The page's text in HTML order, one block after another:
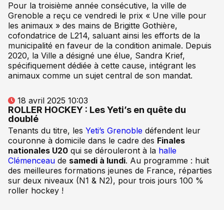
Pour la troisième année consécutive, la ville de
Grenoble a reçu ce vendredi le prix « Une ville pour
les animaux » des mains de Brigitte Gothière,
cofondatrice de L214, saluant ainsi les efforts de la
municipalité en faveur de la condition animale. Depuis
2020, la Ville a désigné une élue, Sandra Krief,
spécifiquement dédiée à cette cause, intégrant les
animaux comme un sujet central de son mandat.
18 avril 2025 10:03
ROLLER HOCKEY : Les Yeti’s en quête du
doublé
Tenants du titre, les Yeti’s Grenoble défendent leur
couronne à domicile dans le cadre des Finales
nationales U20 qui se dérouleront à la halle
Clémenceau de samedi à lundi. Au programme : huit
des meilleures formations jeunes de France, réparties
sur deux niveaux (N1 & N2), pour trois jours 100 %
roller hockey !